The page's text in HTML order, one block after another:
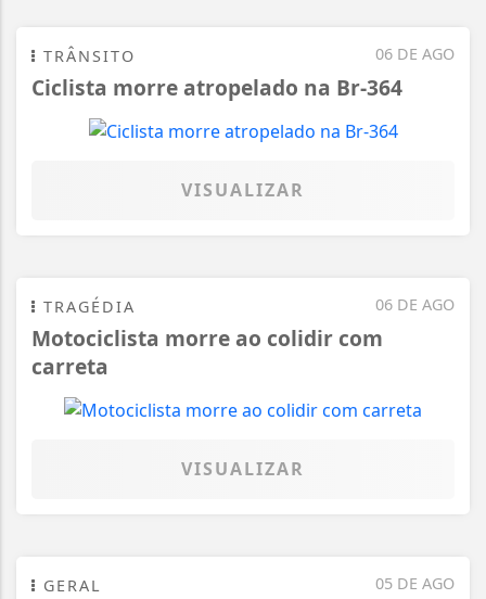
06 DE AGO
TRÂNSITO
Ciclista morre atropelado na Br-364
VISUALIZAR
06 DE AGO
TRAGÉDIA
Motociclista morre ao colidir com
carreta
VISUALIZAR
05 DE AGO
GERAL